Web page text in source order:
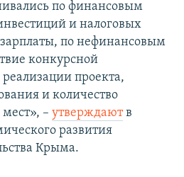
по финансовым
и налоговых
по нефинансовым
конкурсной
проекта,
и количество
– утверждаютв
развития
Крыма.